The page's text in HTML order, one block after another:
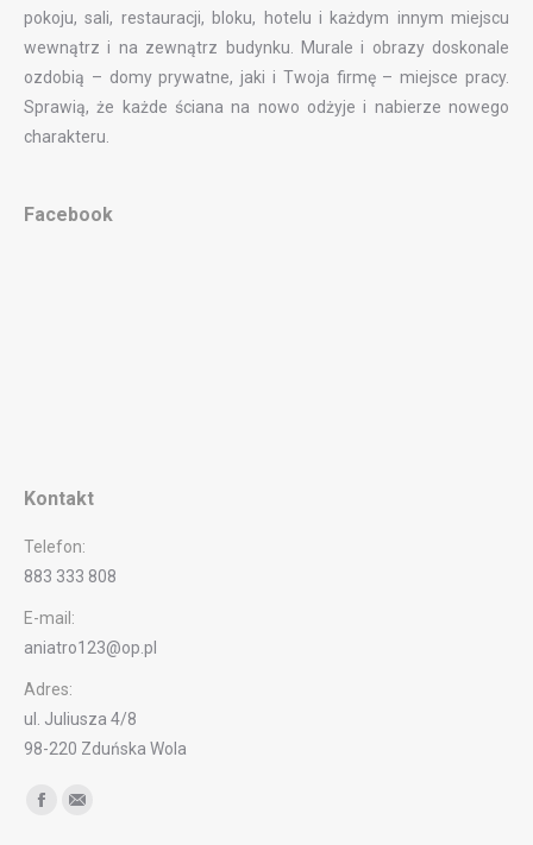
pokoju, sali, restauracji, bloku, hotelu i każdym innym miejscu
wewnątrz i na zewnątrz budynku. Murale i obrazy doskonale
ozdobią – domy prywatne, jaki i Twoja firmę – miejsce pracy.
Sprawią, że każde ściana na nowo odżyje i nabierze nowego
charakteru.
Facebook
Kontakt
Telefon:
883 333 808
E-mail:
aniatro123@op.pl
Adres:
ul. Juliusza 4/8
98-220 Zduńska Wola
Find us on: